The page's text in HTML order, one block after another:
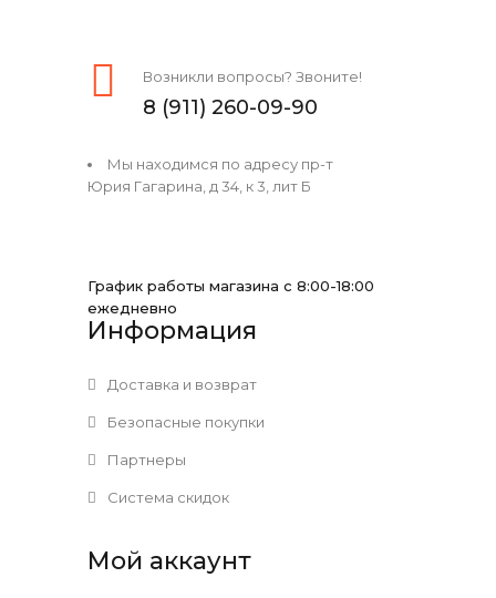
Возникли вопросы? Звоните!
8 (911) 260-09-90
Мы находимся по адресу пр-т
Юрия Гагарина, д 34, к 3, лит Б
График работы магазина с 8:00-18:00
ежедневно
Информация
Доставка и возврат
Безопасные покупки
Партнеры
Система скидок
Мой аккаунт